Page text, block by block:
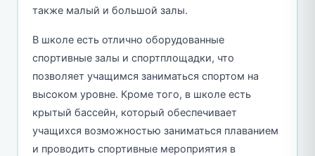
также малый и большой залы.
В школе есть отлично оборудованные
спортивные залы и спортплощадки, что
позволяет учащимся заниматься спортом на
высоком уровне. Кроме того, в школе есть
крытый бассейн, который обеспечивает
учащихся возможностью заниматься плаванием
и проводить спортивные мероприятия в